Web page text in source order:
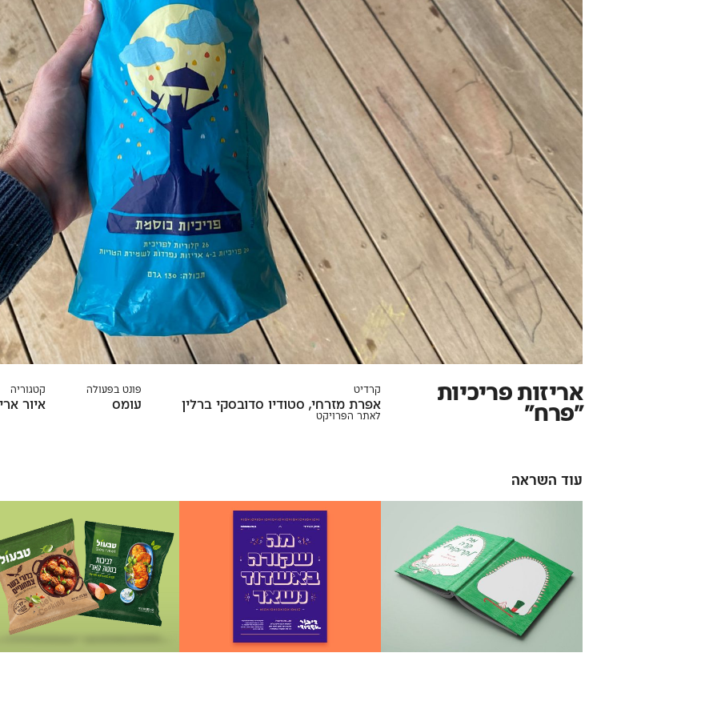
אריזות פריכיות
״פרח״
קרדיט
אפרת מזרחי, סטודיו סדובסקי ברלין
פונט בפעולה
עומס
קטגוריה
איור
לאתר הפרויקט
עוד השראה